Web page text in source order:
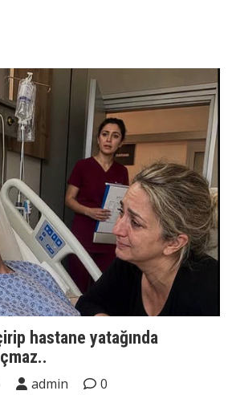
hastane yatağında
admin
0